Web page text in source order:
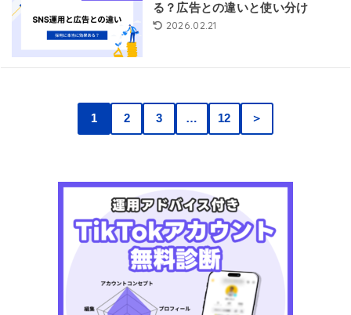
る？広告との違いと使い分け
2026.02.21
1 2 3 … 12 ＞